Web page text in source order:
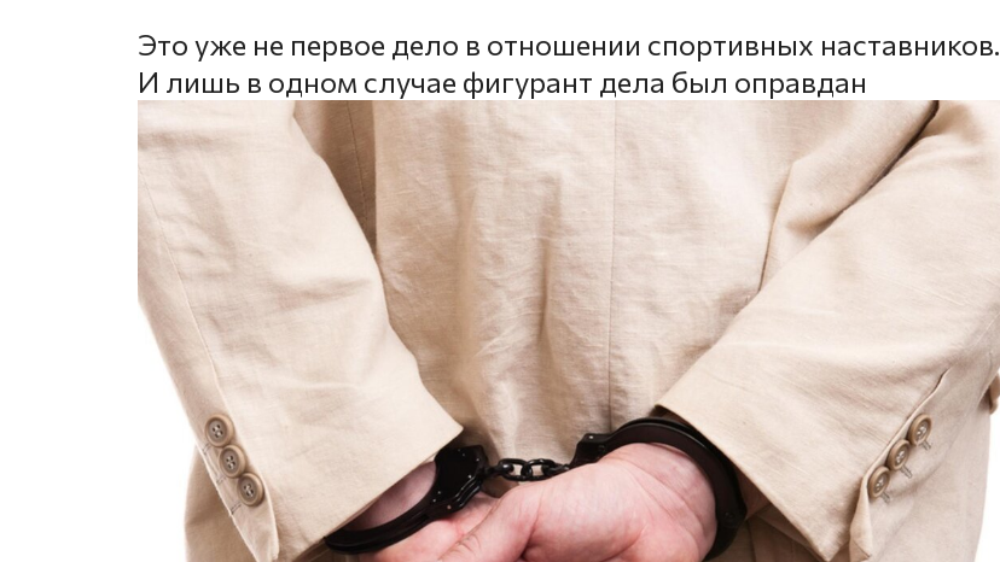
Это уже не первое дело в отношении спортивных наставников.
И лишь в одном случае фигурант дела был оправдан